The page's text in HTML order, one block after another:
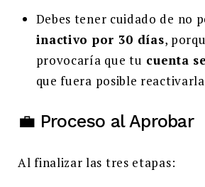
Debes tener cuidado de no
inactivo por 30 días,
provocaría que tu cuenta
que fuera posible
💼 Proceso al Aprobar
Al finalizar las tres etapas: